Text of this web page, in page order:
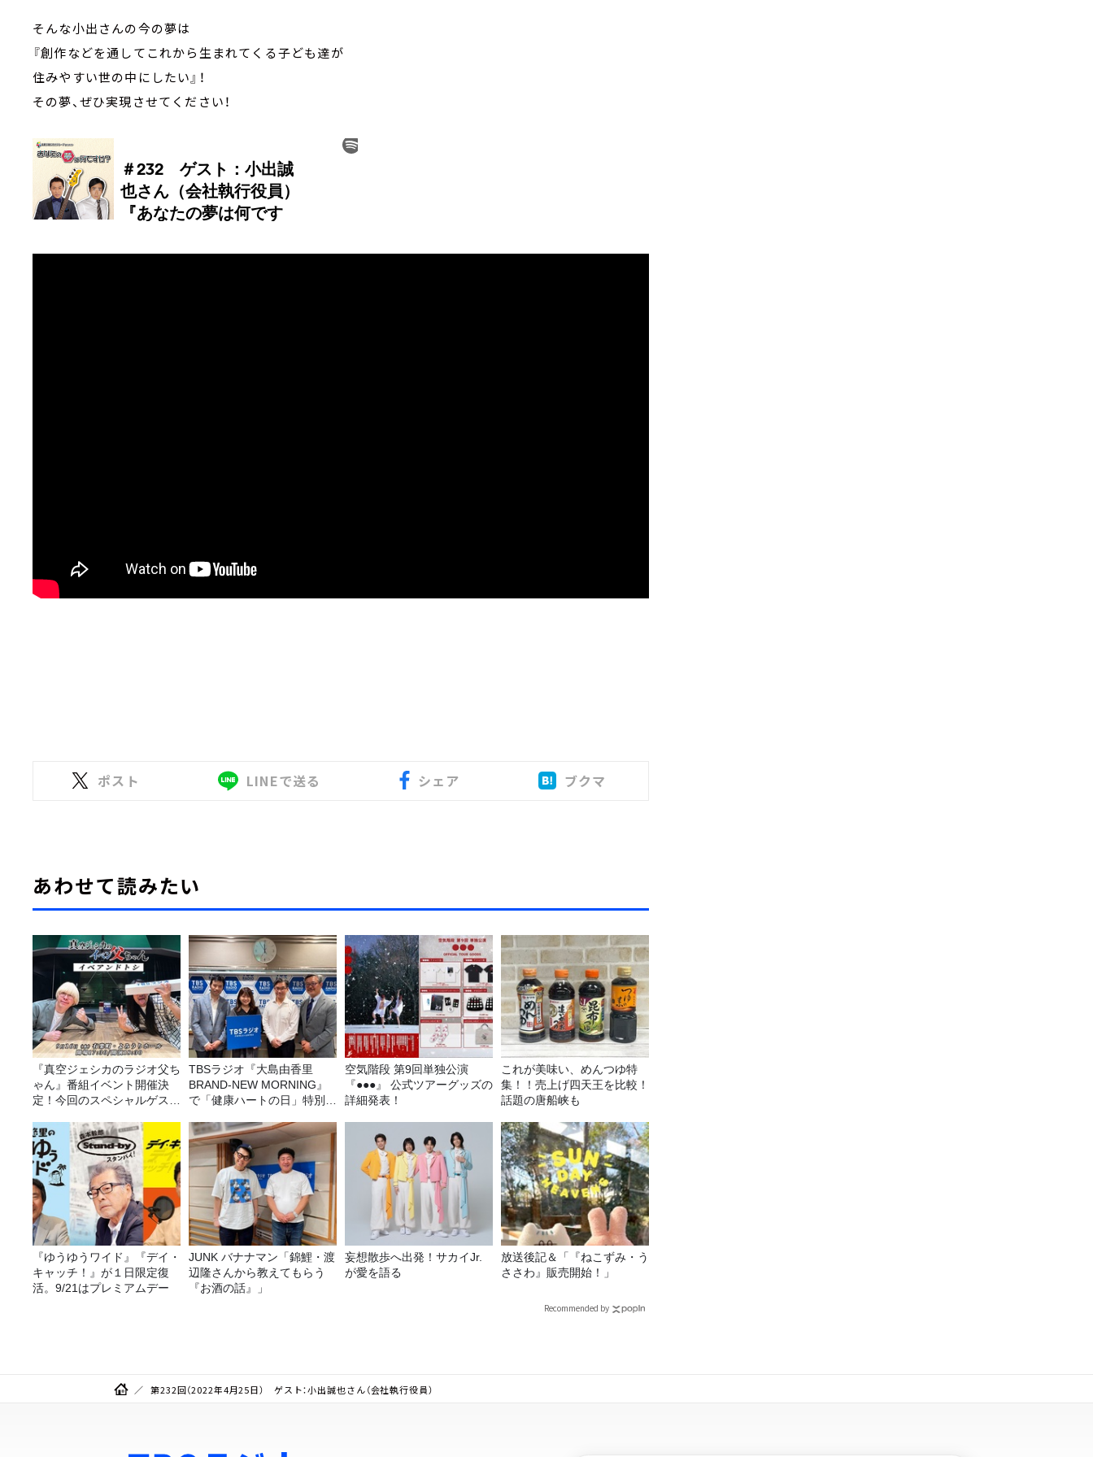
そんな小出さんの今の夢は
『創作などを通してこれから生まれてくる子ども達が
住みやすい世の中にしたい』！
その夢、ぜひ実現させてください！
ポスト LINEで送る シェア ブクマ
あわせて読みたい
『真空ジェシカのラジオ父ち
ゃん』番組イベント開催決
定！今回のスペシャルゲスト
TBSラジオ『大島由香里
BRAND-NEW MORNING』
で「健康ハートの日」特別企
空気階段 第9回単独公演
『●●●』 公式ツアーグッズの
詳細発表！
これが美味い、めんつゆ特
集！！売上げ四天王を比較！
話題の唐船峡も
『ゆうゆうワイド』『デイ・
キャッチ！』が１日限定復
活。9/21はプレミアムデー
JUNK バナナマン「錦鯉・渡
辺隆さんから教えてもらう
『お酒の話』」
妄想散歩へ出発！サカイJr.
が愛を語る
放送後記＆「『ねこずみ・う
ささわ』販売開始！」
Recommended by
第232回（2022年4月25日） ゲスト：小出誠也さん（会社執行役員）